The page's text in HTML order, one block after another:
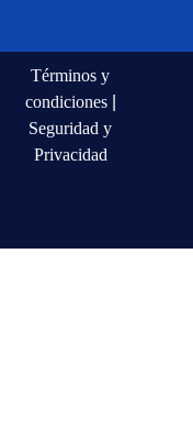
Términos y
condiciones|
Seguridad y
Privacidad